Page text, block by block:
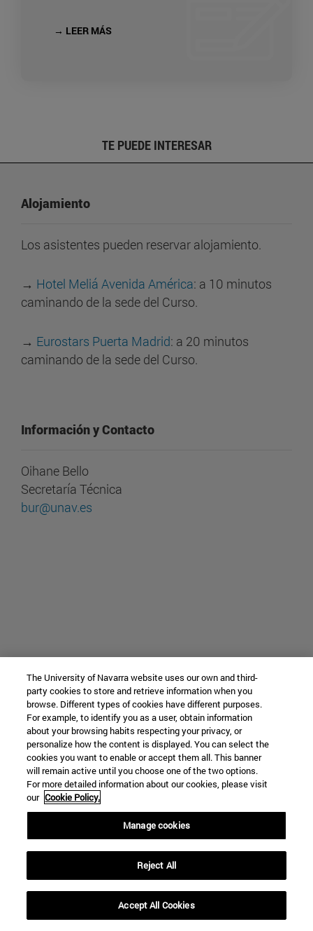
→ LEER MÁS
TE PUEDE INTERESAR
Alojamiento
Los asistentes pueden reservar alojamiento.
→ Hotel Meliá Avenida América: a 10 minutos
caminando de la sede del Curso.
→ Eurostars Puerta Madrid: a 20 minutos
caminando de la sede del Curso.
Información y Contacto
Oihane Bello
Secretaría Técnica
bur@unav.es
The University of Navarra website uses our own and third-
party cookies to store and retrieve information when you
browse. Different types of cookies have different purposes.
For example, to identify you as a user, obtain information
about your browsing habits respecting your privacy, or
personalize how the content is displayed. You can select the
cookies you want to enable or accept them all. This banner
will remain active until you choose one of the two options.
For more detailed information about our cookies, please visit
our Cookie Policy.
Manage cookies
Reject All
Accept All Cookies